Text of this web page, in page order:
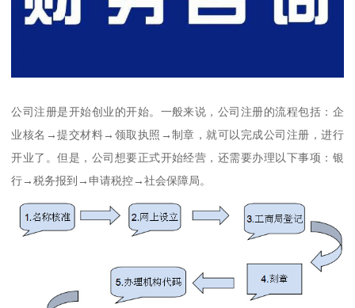
公司注册是开始创业的开始。一般来说，公司注册的流程包括：企
业核名→提交材料→领取执照→制章，就可以完成公司注册，进行
开业了。但是，公司想要正式开始经营，还需要办理以下事项：银
行→税务报到→申请税控→社会保障局。